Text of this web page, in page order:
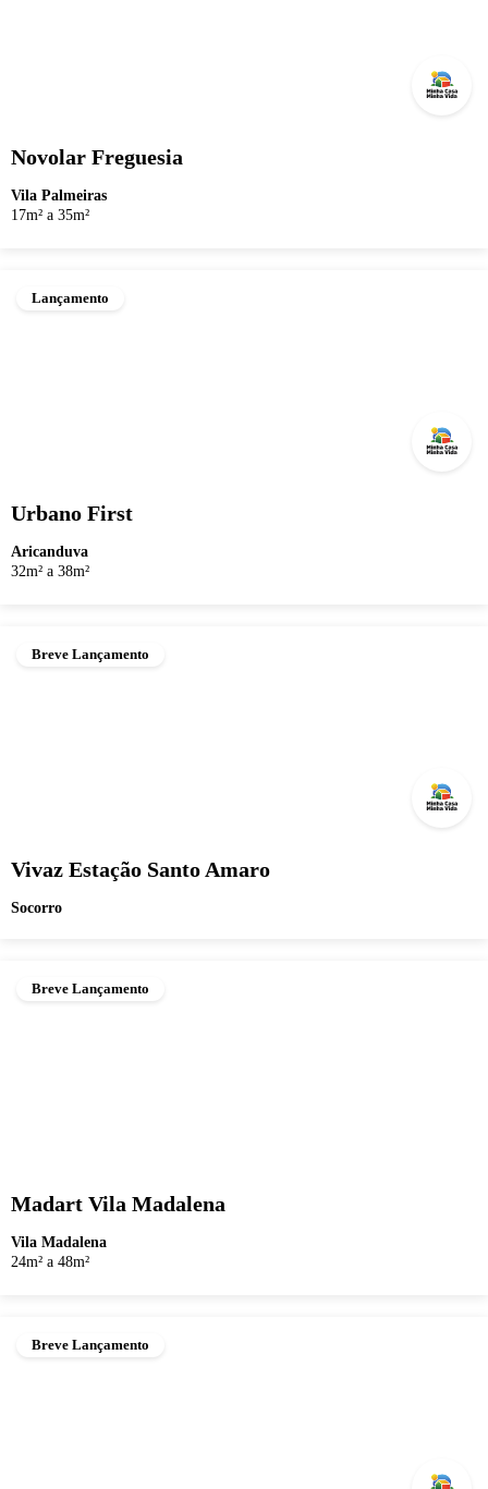
Novolar Freguesia
Vila Palmeiras
17m² a 35m²
Lançamento
Urbano First
Aricanduva
32m² a 38m²
Breve Lançamento
Vivaz Estação Santo Amaro
Socorro
Breve Lançamento
Madart Vila Madalena
Vila Madalena
24m² a 48m²
Breve Lançamento